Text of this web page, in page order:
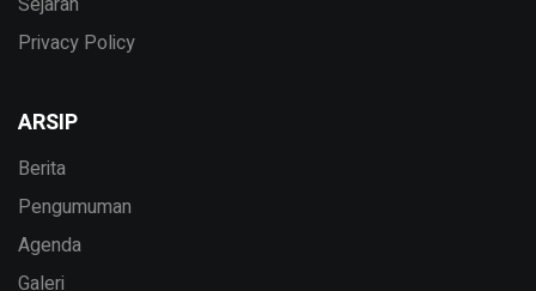
Privacy Policy
ARSIP
Berita
Pengumuman
Agenda
Galeri